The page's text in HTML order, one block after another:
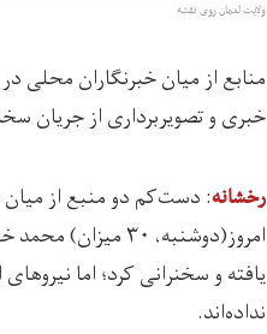
ولایت لغمان روی نقشه
منابع از میان خبرنگاران محلی
خبری و تصویربرداری از جریان
رخشانه: دست‌کم دو منبع از میان
امروز(دوشنبه،
یافته و سخنرانی کرد؛ اما
نداده‌اند.